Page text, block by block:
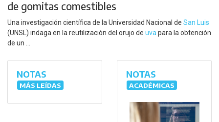
de gomitas comestibles
Una investigación científica de la Universidad Nacional de San Luis
(UNSL) indaga en la reutilización del orujo de uva para la obtención
de un ...
NOTAS
MÁS LEÍDAS
NOTAS
ACADÉMICAS